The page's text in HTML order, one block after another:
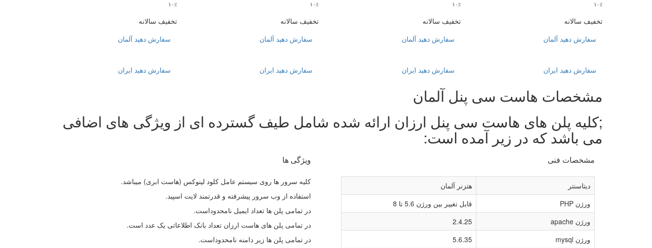
۱۰٪
تخفیف سالانه
سفارش دهیدآلمان
سفارش دهید ایران
۱۰٪
تخفیف سالانه
سفارش دهیدآلمان
سفارش دهید ایران
۱۰٪
تخفیف سالانه
سفارش دهیدآلمان
سفارش دهید ایران
۱۰٪
تخفیف سالانه
سفارش دهیدآلمان
سفارش دهید ایران
مشخصات هاست سی پنل آلمان
;کلیه پلن های هاست سی پنل ارزان ارائه شده شامل طیف گسترده ای از ویژگی های اضافی
می باشد که در زیر آمده است:
مشخصات فنی
دیتاسنتر
هتزنر آلمان
ورژن PHP
قابل تغییر بین ورژن 5.6 تا 8
ورژن apache
2.4.25
ورژن mysql
5.6.35
ویژگی ها
کلیه سرور ها روی سیستم عامل کلود لینوکس (هاست ابری) میباشد.
استفاده از وب سرور پیشرفته و قدرتمند لایت اسپید.
در تمامی پلن ها تعداد ایمیل نامحدوداست.
در تمامی پلن های هاست ارزان تعداد بانک اطلاعاتی یک عدد است.
در تمامی پلن ها زیر دامنه نامحدوداست.